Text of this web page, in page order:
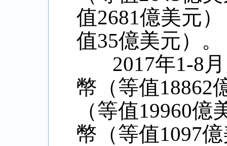
值2681億美元
值35億美元）。
2017年1-8月
幣（等值18862
（等值19960
幣（等值1097